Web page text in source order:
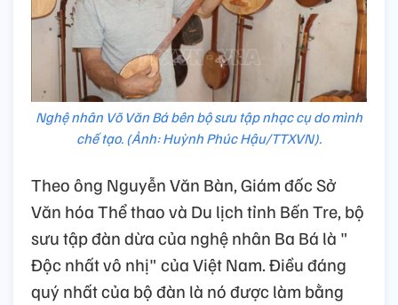
Nghệ nhân Võ Văn Bá bên bộ sưu tập nhạc cụ do mình
chế tạo. (Ảnh: Huỳnh Phúc Hậu/TTXVN).
Theo ông Nguyễn Văn Bàn, Giám đốc Sở
Văn hóa Thể thao và Du lịch tỉnh Bến Tre, bộ
sưu tập đàn dừa của nghệ nhân Ba Bá là "
Độc nhất vô nhị" của Việt Nam. Điều đáng
quý nhất của bộ đàn là nó được làm bằng